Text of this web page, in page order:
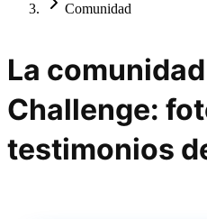
Comunidad
La
Challenge:
testimonios